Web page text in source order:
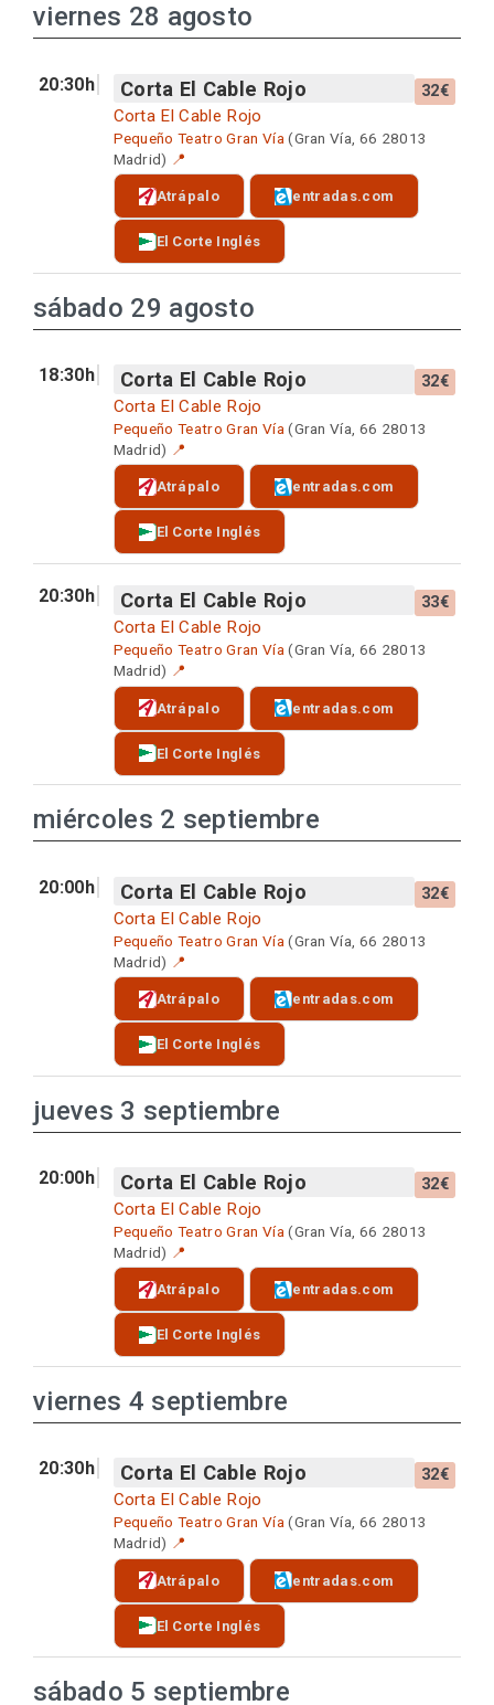
viernes 28 agosto
20:30h Corta El Cable Rojo 32€
Corta El Cable Rojo
Pequeño Teatro Gran Vía (Gran Vía, 66 28013
Madrid) 📍
Atrápalo entradas.com
El Corte Inglés
sábado 29 agosto
18:30h Corta El Cable Rojo 32€
Corta El Cable Rojo
Pequeño Teatro Gran Vía (Gran Vía, 66 28013
Madrid) 📍
Atrápalo entradas.com
El Corte Inglés
20:30h Corta El Cable Rojo 33€
Corta El Cable Rojo
Pequeño Teatro Gran Vía(Gran Vía, 66 28013
Madrid) 📍
Atrápalo entradas.com
El Corte Inglés
miércoles 2 septiembre
20:00h Corta El Cable Rojo 32€
Corta El Cable Rojo
Pequeño Teatro Gran Vía (Gran Vía, 66 28013
Madrid) 📍
Atrápalo entradas.com
El Corte Inglés
jueves 3 septiembre
20:00h Corta El Cable Rojo 32€
Corta El Cable Rojo
Pequeño Teatro Gran Vía (Gran Vía, 66 28013
Madrid) 📍
Atrápalo entradas.com
El Corte Inglés
viernes 4 septiembre
20:30h Corta El Cable Rojo 32€
Corta El Cable Rojo
Pequeño Teatro Gran Vía(Gran Vía, 66 28013
Madrid) 📍
Atrápalo entradas.com
El Corte Inglés
sábado 5 septiembre